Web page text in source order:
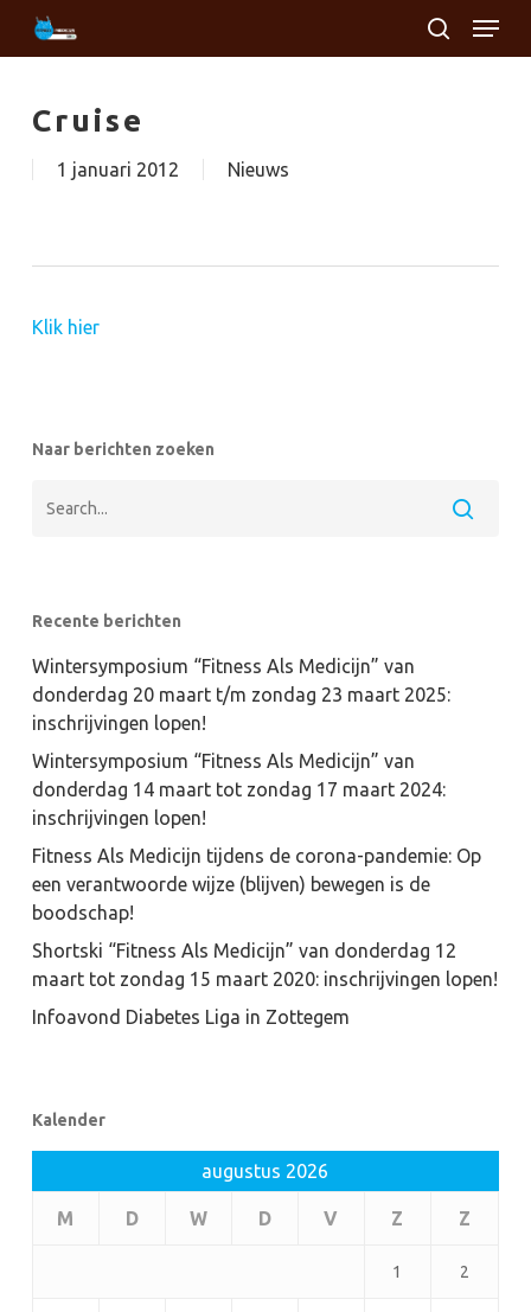
search
Menu
Cruise
1 januari 2012 Nieuws
Klik hier
Naar berichten zoeken
Recente berichten
Wintersymposium “Fitness Als Medicijn” van
donderdag 20 maart t/m zondag 23 maart 2025:
inschrijvingen lopen!
Wintersymposium “Fitness Als Medicijn” van
donderdag 14 maart tot zondag 17 maart 2024:
inschrijvingen lopen!
Fitness Als Medicijn tijdens de corona-pandemie: Op
een verantwoorde wijze (blijven) bewegen is de
boodschap!
Shortski “Fitness Als Medicijn” van donderdag 12
maart tot zondag 15 maart 2020: inschrijvingen lopen!
Infoavond Diabetes Liga in Zottegem
Kalender
augustus 2026
M D W D V Z Z
1 2